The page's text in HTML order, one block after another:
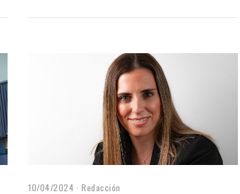
10/04/2024 Redacción